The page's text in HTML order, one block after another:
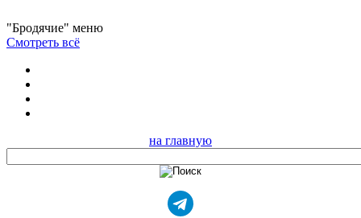
"Бродячие" меню
Смотреть всё
на главную